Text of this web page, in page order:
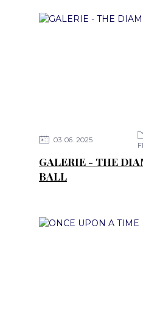
03 06 2025
GALERIE - THE
BALL